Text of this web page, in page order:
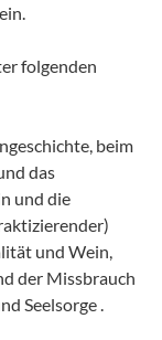
folgenden
beim
das
und die
und Wein,
der Missbrauch
Seelsorge .